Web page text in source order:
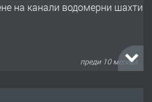
на канали шахти септични
преди 11 месеца